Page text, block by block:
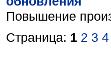
Повышение
Страница: 1 2 3 4